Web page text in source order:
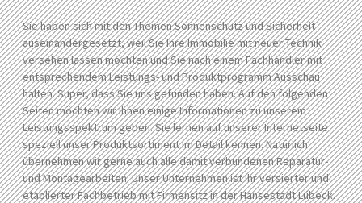
Sie haben sich mit den Themen Sonnenschutz und Sicherheit
auseinandergesetzt, weil Sie Ihre Immobilie mit neuer Technik
versehen lassen möchten und Sie nach einem Fachhändler mit
entsprechendem Leistungs- und Produktprogramm Ausschau
halten. Super, dass Sie uns gefunden haben. Auf den folgenden
Seiten möchten wir Ihnen einige Informationen zu unserem
Leistungsspektrum geben. Sie lernen auf unserer Internetseite
speziell unser Produktsortiment im Detail kennen. Natürlich
übernehmen wir gerne auch alle damit verbundenen Reparatur-
und Montagearbeiten. Unser Unternehmen ist Ihr versierter und
etablierter Fachbetrieb mit Firmensitz in der Hansestadt Lübeck.